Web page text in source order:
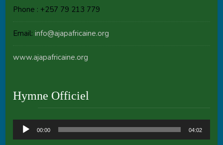
Phone : +257 79 213 779
Email:info@ajapafricaine.org
www.ajapafricaine.org
Hymne Officiel
Audio
Player
00:00 04:02